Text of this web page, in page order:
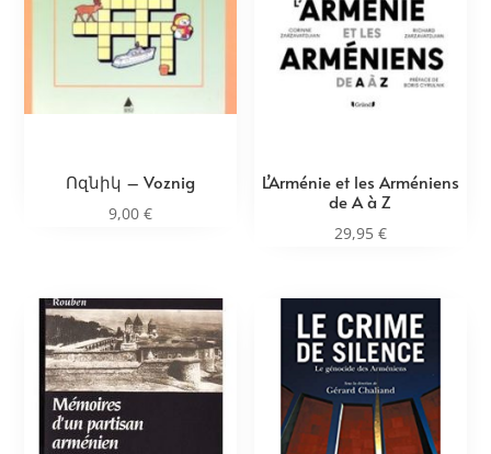
Ոզնիկ – Voznig
9,00€
L’Arménie et les Arméniens
de A à Z
29,95 €